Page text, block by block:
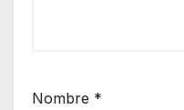
Nombre *